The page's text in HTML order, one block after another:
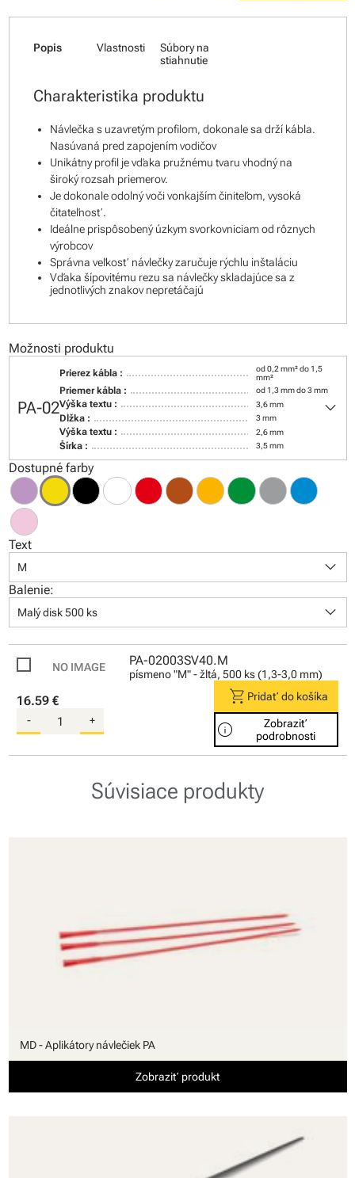
Popis Vlastnosti
Súbory na
stiahnutie
Charakteristika produktu
Návlečka s uzavretým profilom, dokonale sa drží kábla.
Nasúvaná pred zapojením vodičov
Unikátny profil je vďaka pružnému tvaru vhodný na
široký rozsah priemerov.
Je dokonale odolný voči vonkajším činiteľom, vysoká
čitateľnosť.
Ideálne prispôsobený úzkym svorkovniciam od rôznych
výrobcov
Správna veľkosť návlečky zaručuje rýchlu inštaláciu
Vďaka šípovitému rezu sa návlečky skladajúce sa z
jednotlivých znakov nepretáčajú
Možnosti produktu
PA-02
Prierez kábla :
od 0,2 mm² do 1,5
mm²
Priemer kábla : od 1,3 mm do 3 mm
Výška textu : 3,6 mm
Dĺžka : 3 mm
Výška textu : 2,6 mm
Šírka : 3,5 mm
keyboard_arrow_down
Dostupné farby
Text
M keyboard_arrow_down
Balenie:
Malý disk 500 ks keyboard_arrow_down
PA-02003SV40.M
písmeno "M" - žltá, 500 ks (1,3-3,0 mm)
16.59 €
- +
shopping_cart Pridať do košíka
info
Zobraziť
podrobnosti
Súvisiace produkty
MD - Aplikátory návlečiek PA
Zobraziť produkt